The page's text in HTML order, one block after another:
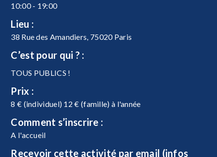
10:00 - 19:00
Lieu :
38 Rue des Amandiers, 75020 Paris
C’est pour qui ? :
TOUS PUBLICS !
Prix :
8 € (individuel) 12 € (famille) à l'année
Comment s’inscrire :
A l'accueil
Recevoir cette activité par email (infos